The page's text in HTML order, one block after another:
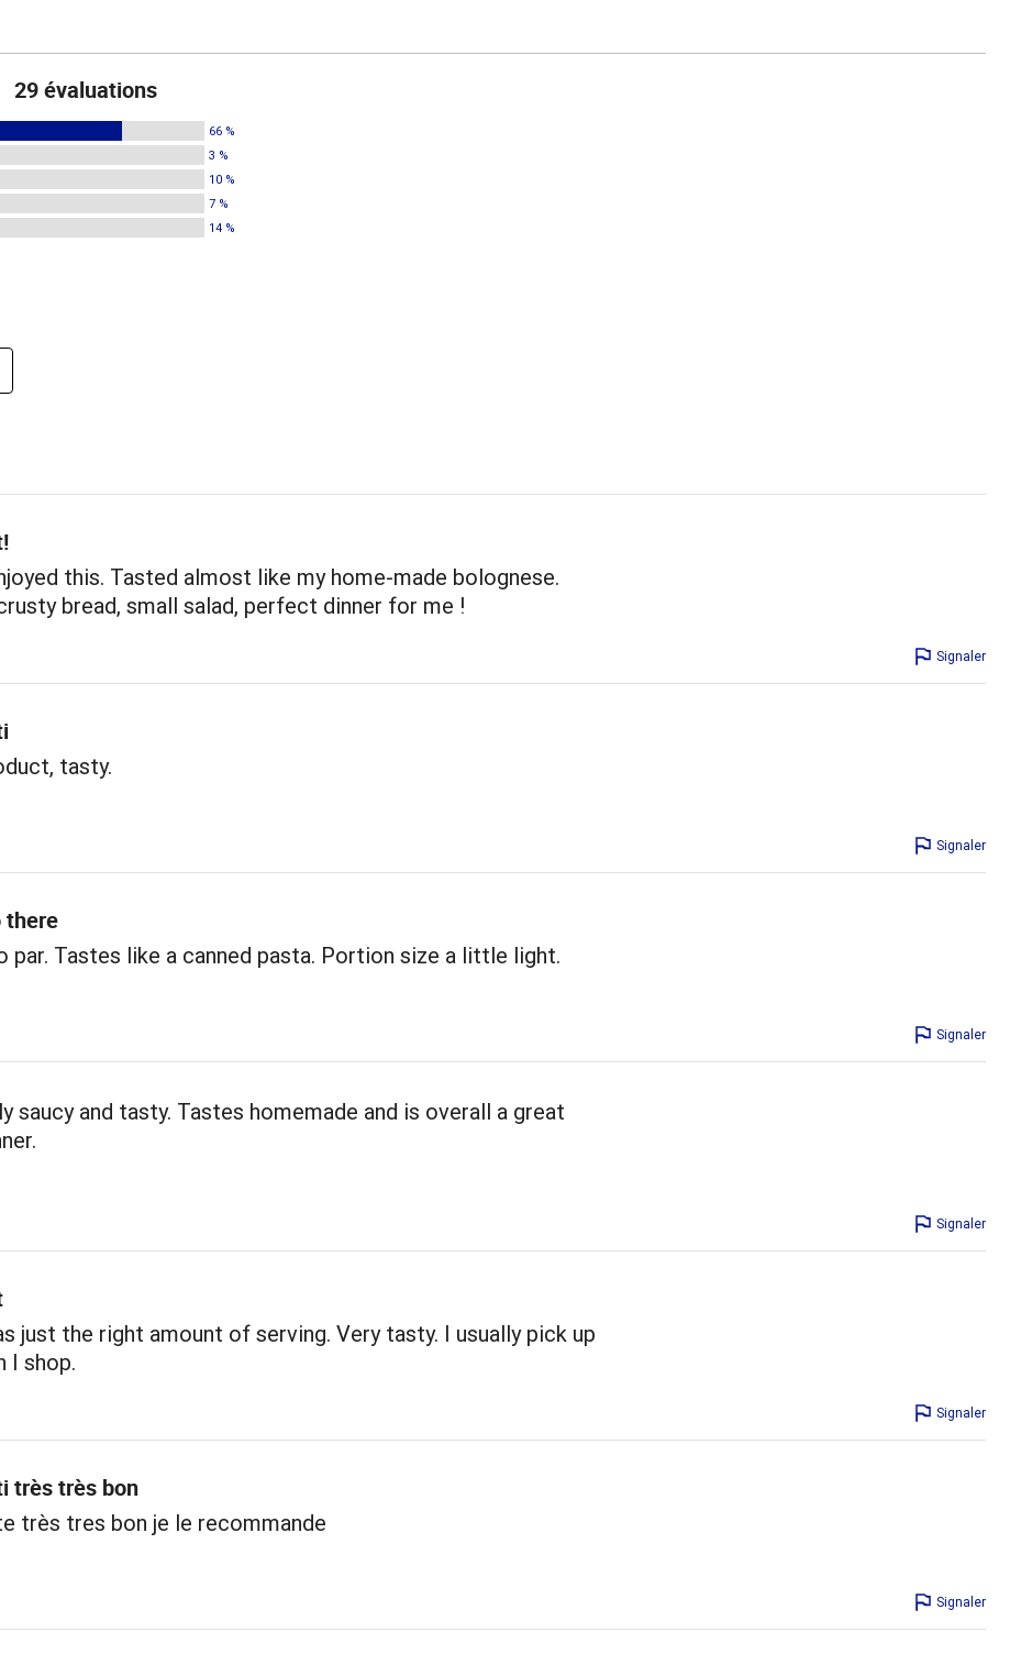
29 évaluations
66 %
3 %
10 %
7 %
14 %
this. Tasted almost like my home-made bolognese.
bread, small salad, perfect dinner for me !
Signaler
tasty.
Signaler
there
par. Tastes like a canned pasta. Portion size a little light.
Signaler
saucy and tasty. Tastes homemade and is overall a great
Signaler
just the right amount of serving. Very tasty. I usually pick up
I shop.
Signaler
très très bon
très tres bon je le recommande
Signaler